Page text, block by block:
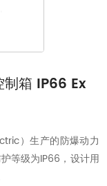
箱 IP66 Ex
）生产的防爆动力
等级为IP66，设计用